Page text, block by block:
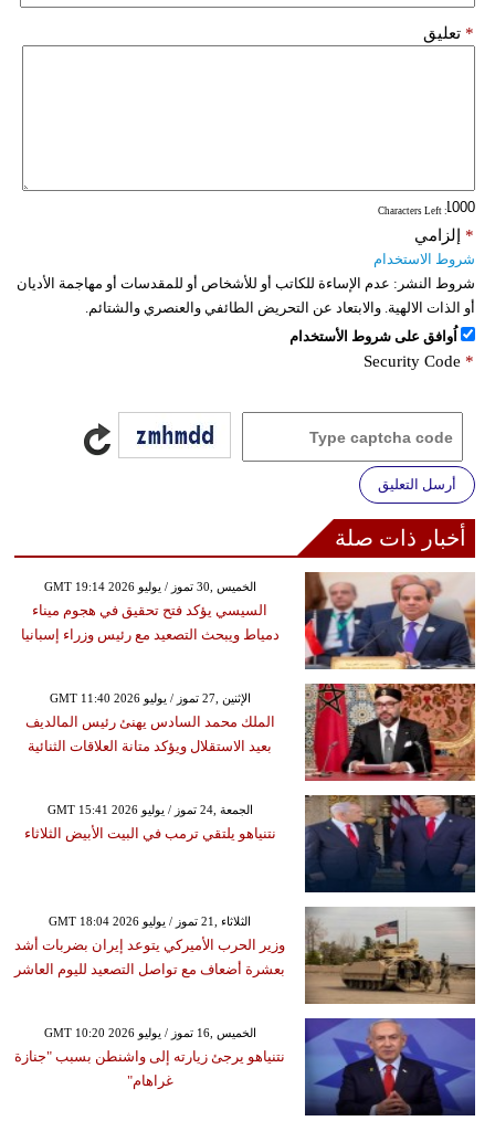
تعليق *
: Characters Left
إلزامي *
شروط الاستخدام
شروط النشر: عدم الإساءة للكاتب أو للأشخاص أو للمقدسات أو مهاجمة الأديان
أو الذات الالهية. والابتعاد عن التحريض الطائفي والعنصري والشتائم.
اُوافق على شروط الأستخدام
Security Code *
أرسل التعليق
أخبار ذات صلة
GMT 19:14 2026 الخميس ,30 تموز / يوليو
السيسي يؤكد فتح تحقيق في هجوم ميناء
دمياط ويبحث التصعيد مع رئيس وزراء إسبانيا
GMT 11:40 2026 الإثنين ,27 تموز / يوليو
الملك محمد السادس يهنئ رئيس المالديف
بعيد الاستقلال ويؤكد متانة العلاقات الثنائية
GMT 15:41 2026 الجمعة ,24 تموز / يوليو
نتنياهو يلتقي ترمب في البيت الأبيض الثلاثاء
GMT 18:04 2026 الثلاثاء ,21 تموز / يوليو
وزير الحرب الأميركي يتوعد إيران بضربات أشد
بعشرة أضعاف مع تواصل التصعيد لليوم العاشر
GMT 10:20 2026 الخميس ,16 تموز / يوليو
نتنياهو يرجئ زيارته إلى واشنطن بسبب "جنازة
غراهام"